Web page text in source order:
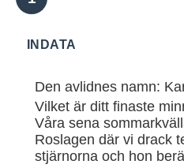
INDATA
Den avlidnes namn:
Vilket är ditt finaste
Våra sena
Roslagen där vi drack
stjärnorna och hon